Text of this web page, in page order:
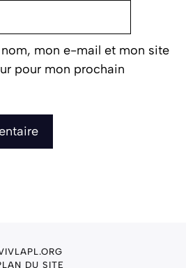
mon e-mail et mon site
pour mon prochain
DU SITE